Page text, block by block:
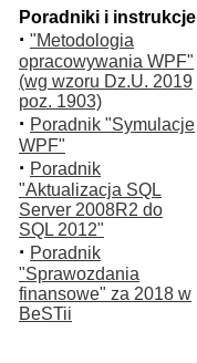
Poradniki i instrukcje
· "Metodologia
opracowywania WPF"
(wg wzoru Dz.U. 2019
poz. 1903)
· Poradnik "Symulacje
WPF"
· Poradnik
"Aktualizacja SQL
Server 2008R2 do
SQL 2012"
· Poradnik
"Sprawozdania
finansowe" za 2018 w
BeSTii